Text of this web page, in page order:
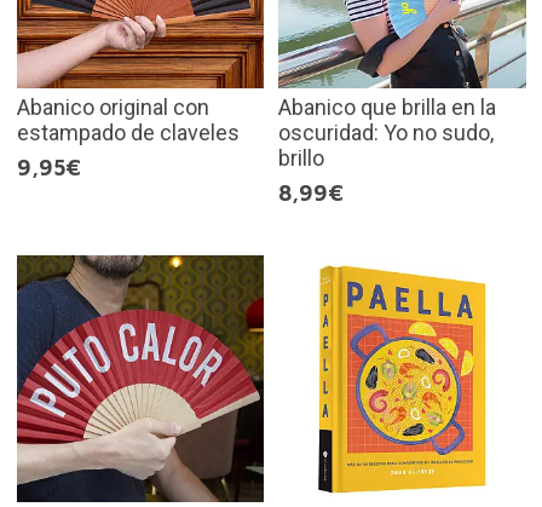
Abanico original con
estampado de claveles
9,95€
Abanico que brilla en la
oscuridad: Yo no sudo,
brillo
8,99€